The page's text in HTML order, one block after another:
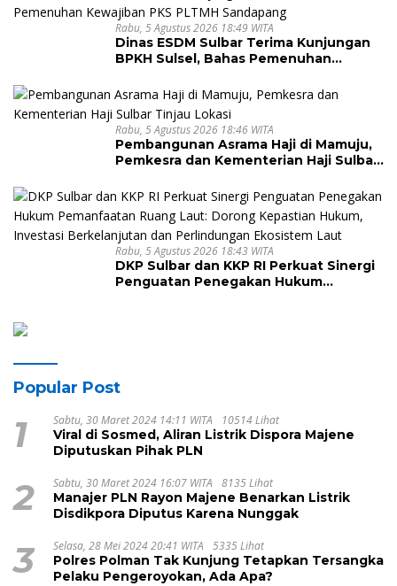
Rabu, 5 Agustus 2026 18:49 WITA
Dinas ESDM Sulbar Terima Kunjungan
BPKH Sulsel, Bahas Pemenuhan
Rabu, 5 Agustus 2026 18:46 WITA
Pembangunan Asrama Haji di Mamuju,
Pemkesra dan Kementerian Haji Sulbar
Rabu, 5 Agustus 2026 18:43 WITA
DKP Sulbar dan KKP RI Perkuat Sinergi
Penguatan Penegakan Hukum
Popular Post
1 Sabtu, 30 Maret 2024 14:11 WITA 10514 Lihat
Viral di Sosmed, Aliran Listrik Dispora Majene
Diputuskan Pihak PLN
2 Sabtu, 30 Maret 2024 16:07 WITA 8135 Lihat
Manajer PLN Rayon Majene Benarkan Listrik
Disdikpora Diputus Karena Nunggak
3 Selasa, 28 Mei 2024 20:41 WITA 5335 Lihat
Polres Polman Tak Kunjung Tetapkan Tersangka
Pelaku Pengeroyokan, Ada Apa?